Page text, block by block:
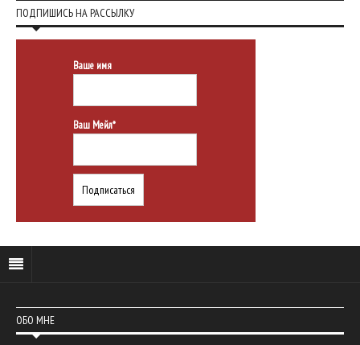
ПОДПИШИСЬ НА РАССЫЛКУ
Ваше имя
Ваш Мейл*
ОБО МНЕ